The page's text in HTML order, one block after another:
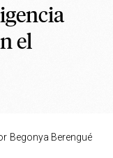
el
Begonya Berengué